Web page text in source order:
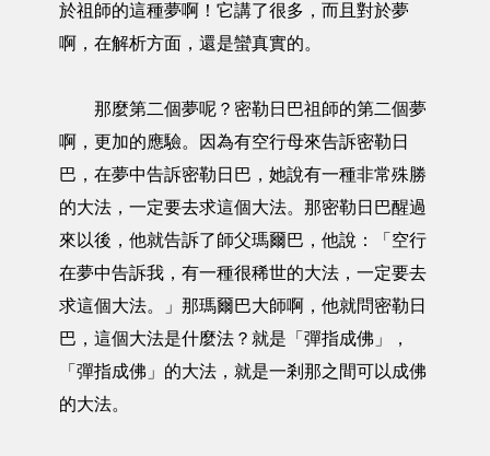
於祖師的這種夢啊！它講了很多，而且對於夢
啊，在解析方面，還是蠻真實的。
那麼第二個夢呢？密勒日巴祖師的第二個夢
啊，更加的應驗。因為有空行母來告訴密勒日
巴，在夢中告訴密勒日巴，她說有一種非常殊勝
的大法，一定要去求這個大法。那密勒日巴醒過
來以後，他就告訴了師父瑪爾巴，他說：「空行
在夢中告訴我，有一種很稀世的大法，一定要去
求這個大法。」那瑪爾巴大師啊，他就問密勒日
巴，這個大法是什麼法？就是「彈指成佛」，
「彈指成佛」的大法，就是一剎那之間可以成佛
的大法。